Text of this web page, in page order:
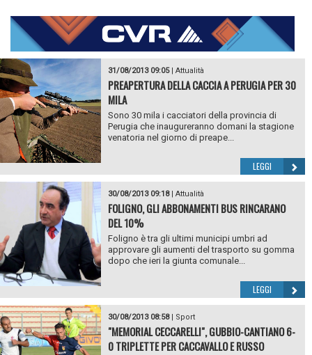
31/08/2013 09:05| Attualità
PREAPERTURA DELLA CACCIA A PERUGIA PER 30
MILA
Sono 30 mila i cacciatori della provincia di
Perugia che inaugureranno domani la stagione
venatoria nel giorno di preape...
LEGGI
30/08/2013 09:18| Attualità
FOLIGNO, GLI ABBONAMENTI BUS RINCARANO
DEL 10%
Foligno è tra gli ultimi municipi umbri ad
approvare gli aumenti del trasporto su gomma
dopo che ieri la giunta comunale...
LEGGI
30/08/2013 08:58| Sport
"MEMORIAL CECCARELLI", GUBBIO-CANTIANO 6-
0 TRIPLETTE PER CACCAVALLO E RUSSO